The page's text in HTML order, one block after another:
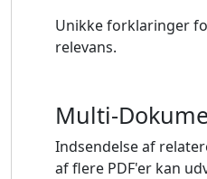
Unikke forklaringer
relevans.
Multi-
Indsendelse af
af flere PDF'er kan